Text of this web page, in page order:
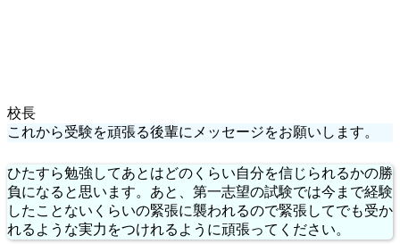
校長
これから受験を頑張る後輩にメッセージをお願いします。
ひたすら勉強してあとはどのくらい自分を信じられるかの勝
負になると思います。あと、第一志望の試験では今まで経験
したことないくらいの緊張に襲われるので緊張してでも受か
れるような実力をつけれるように頑張ってください。